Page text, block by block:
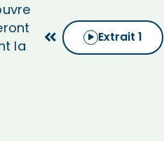
la
Extrait1